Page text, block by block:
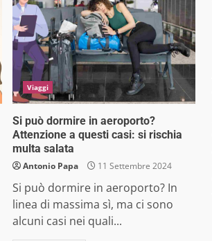
Viaggi
Si può dormire in aeroporto?
Attenzione a questi casi: si rischia
multa salata
Antonio Papa 11 Settembre 2024
Si può dormire in aeroporto? In
linea di massima sì, ma ci sono
alcuni casi nei quali...